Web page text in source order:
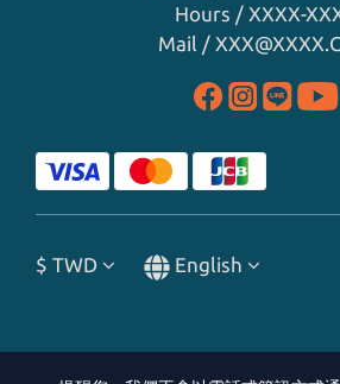
Hours / XXXX-
Mail /
$ TWD English